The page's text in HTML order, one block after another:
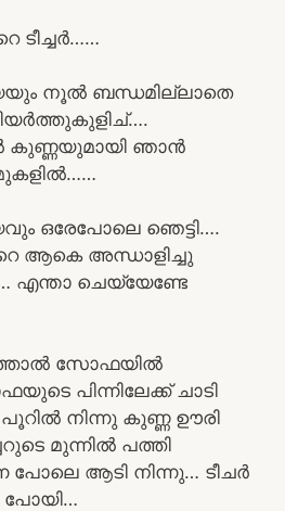
ടീച്ചർ……
നൂൽ ബന്ധമില്ലാതെ
ഞാൻ
ഒരേപോലെ ഞെട്ടി….
ആകെ അന്ധാളിച്ചു
എന്താ ചെയ്യേണ്ടേ
സോഫയിൽ
പിന്നിലേക്ക് ചാടി
നിന്നു കുണ്ണ ഊരി
മുന്നിൽ പത്തി
പോലെ ആടി നിന്നു… ടീചർ
പോയി…